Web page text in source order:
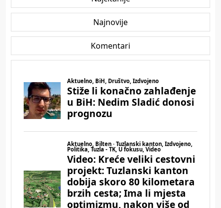
Najnovije
Komentari